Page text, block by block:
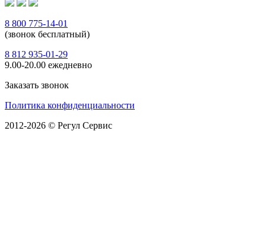
8 800 775-14-01
(звонок бесплатный)
8 812 935-01-29
9.00-20.00 ежедневно
Заказать звонок
Политика конфиденциальности
2012-2026 © Регул Сервис